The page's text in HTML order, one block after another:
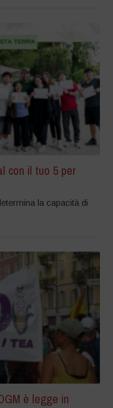
con il tuo 5 per
la capacità di
è legge in